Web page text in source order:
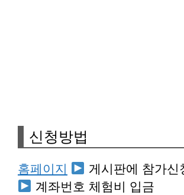
신청방법
홈페이지
게시판에 참가신
계좌번호 체험비 입금